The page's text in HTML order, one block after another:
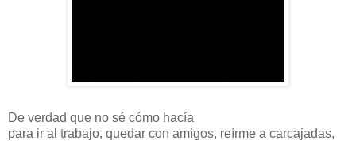
De verdad que no sé cómo hacía
para ir al trabajo, quedar con amigos, reírme a carcajadas,